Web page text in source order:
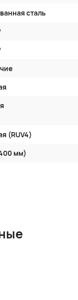
сталь
(RUV4)
мм)